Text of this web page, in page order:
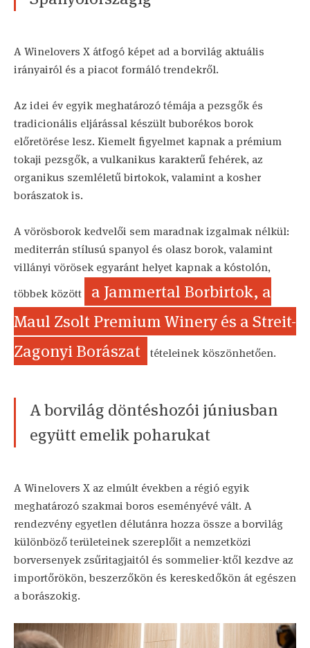
A Winelovers X átfogó képet ad a borvilág aktuális
irányairól és a piacot formáló trendekről.
Az idei év egyik meghatározó témája a pezsgők és
tradicionális eljárással készült buborékos borok
előretörése lesz. Kiemelt figyelmet kapnak a prémium
tokaji pezsgők, a vulkanikus karakterű fehérek, az
organikus szemléletű birtokok, valamint a kosher
borászatok is.
A vörösborok kedvelői sem maradnak izgalmak nélkül:
mediterrán stílusú spanyol és olasz borok, valamint
villányi vörösek egyaránt helyet kapnak a kóstolón,
többek között
a Jammertal Borbirtok, a
Maul Zsolt Premium Winery és a Streit-
Zagonyi Borászat
tételeinek köszönhetően.
A borvilág döntéshozói júniusban
együtt emelik poharukat
A Winelovers X az elmúlt években a régió egyik
meghatározó szakmai boros eseményévé vált. A
rendezvény egyetlen délutánra hozza össze a borvilág
különböző területeinek szereplőit a nemzetközi
borversenyek zsűritagjaitól és sommelier-ktől kezdve az
importőrökön, beszerzőkön és kereskedőkön át egészen
a borászokig.